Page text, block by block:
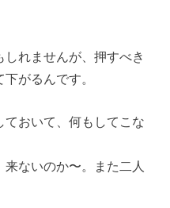
れませんが、押すべき
がるんです。
ておいて、何もしてこな
来ないのか〜。また二人